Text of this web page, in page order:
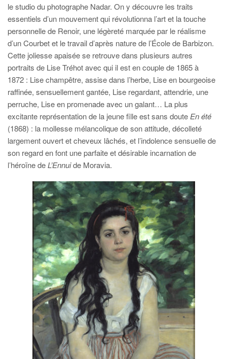
le studio du photographe Nadar. On y découvre les traits
essentiels d’un mouvement qui révolutionna l’art et la touche
personnelle de Renoir, une légèreté marquée par le réalisme
d’un Courbet et le travail d’après nature de l’École de Barbizon.
Cette joliesse apaisée se retrouve dans plusieurs autres
portraits de Lise Tréhot avec qui il est en couple de 1865 à
1872 : Lise champêtre, assise dans l’herbe, Lise en bourgeoise
raffinée, sensuellement gantée, Lise regardant, attendrie, une
perruche, Lise en promenade avec un galant… La plus
excitante représentation de la jeune fille est sans doute En été
(1868) : la mollesse mélancolique de son attitude, décolleté
largement ouvert et cheveux lâchés, et l’indolence sensuelle de
son regard en font une parfaite et désirable incarnation de
l’héroïne deL’Ennuide Moravia.